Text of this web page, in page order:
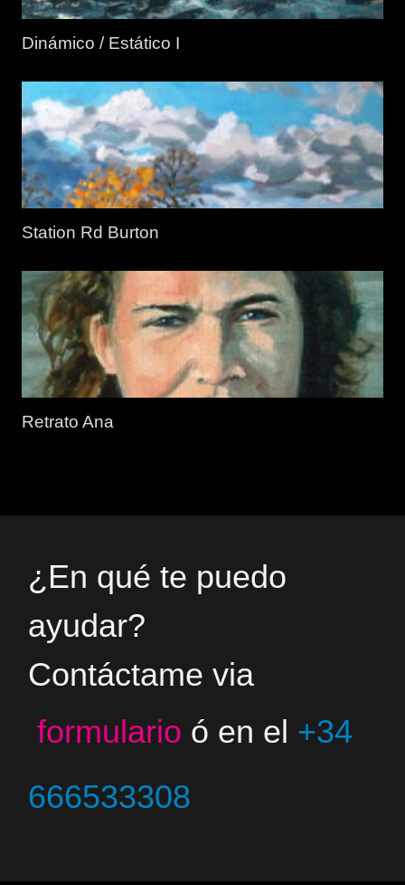
Dinámico / Estático I
Station Rd Burton
Retrato Ana
¿En qué te puedo
ayudar?
Contáctame via
formulario ó en el +34
666533308